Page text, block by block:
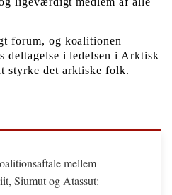
forum, og koalitionen
deltagelse i ledelsen i Arktisk
styrke det arktiske folk.
mellem
Siumut og Atassut: